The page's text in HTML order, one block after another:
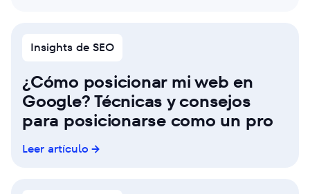
Insights de SEO
¿Cómo posicionar mi web en
Google? Técnicas y consejos
para posicionarse como un pro
Leer artículo